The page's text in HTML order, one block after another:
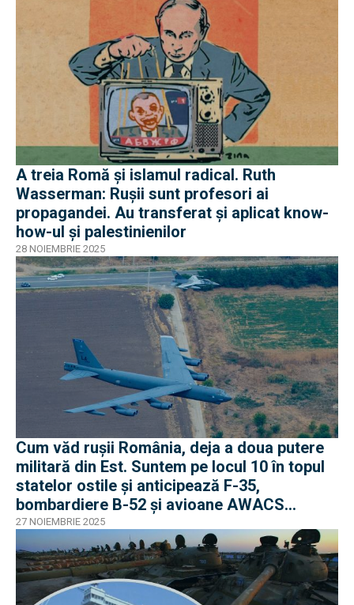
A treia Romă și islamul radical. Ruth
Wasserman: Rușii sunt profesori ai
propagandei. Au transferat și aplicat know-
how-ul și palestinienilor
28 NOIEMBRIE 2025
Cum văd rușii România, deja a doua putere
militară din Est. Suntem pe locul 10 în topul
statelor ostile și anticipează F-35,
bombardiere B-52 și avioane AWACS
dislocate aici
27 NOIEMBRIE 2025